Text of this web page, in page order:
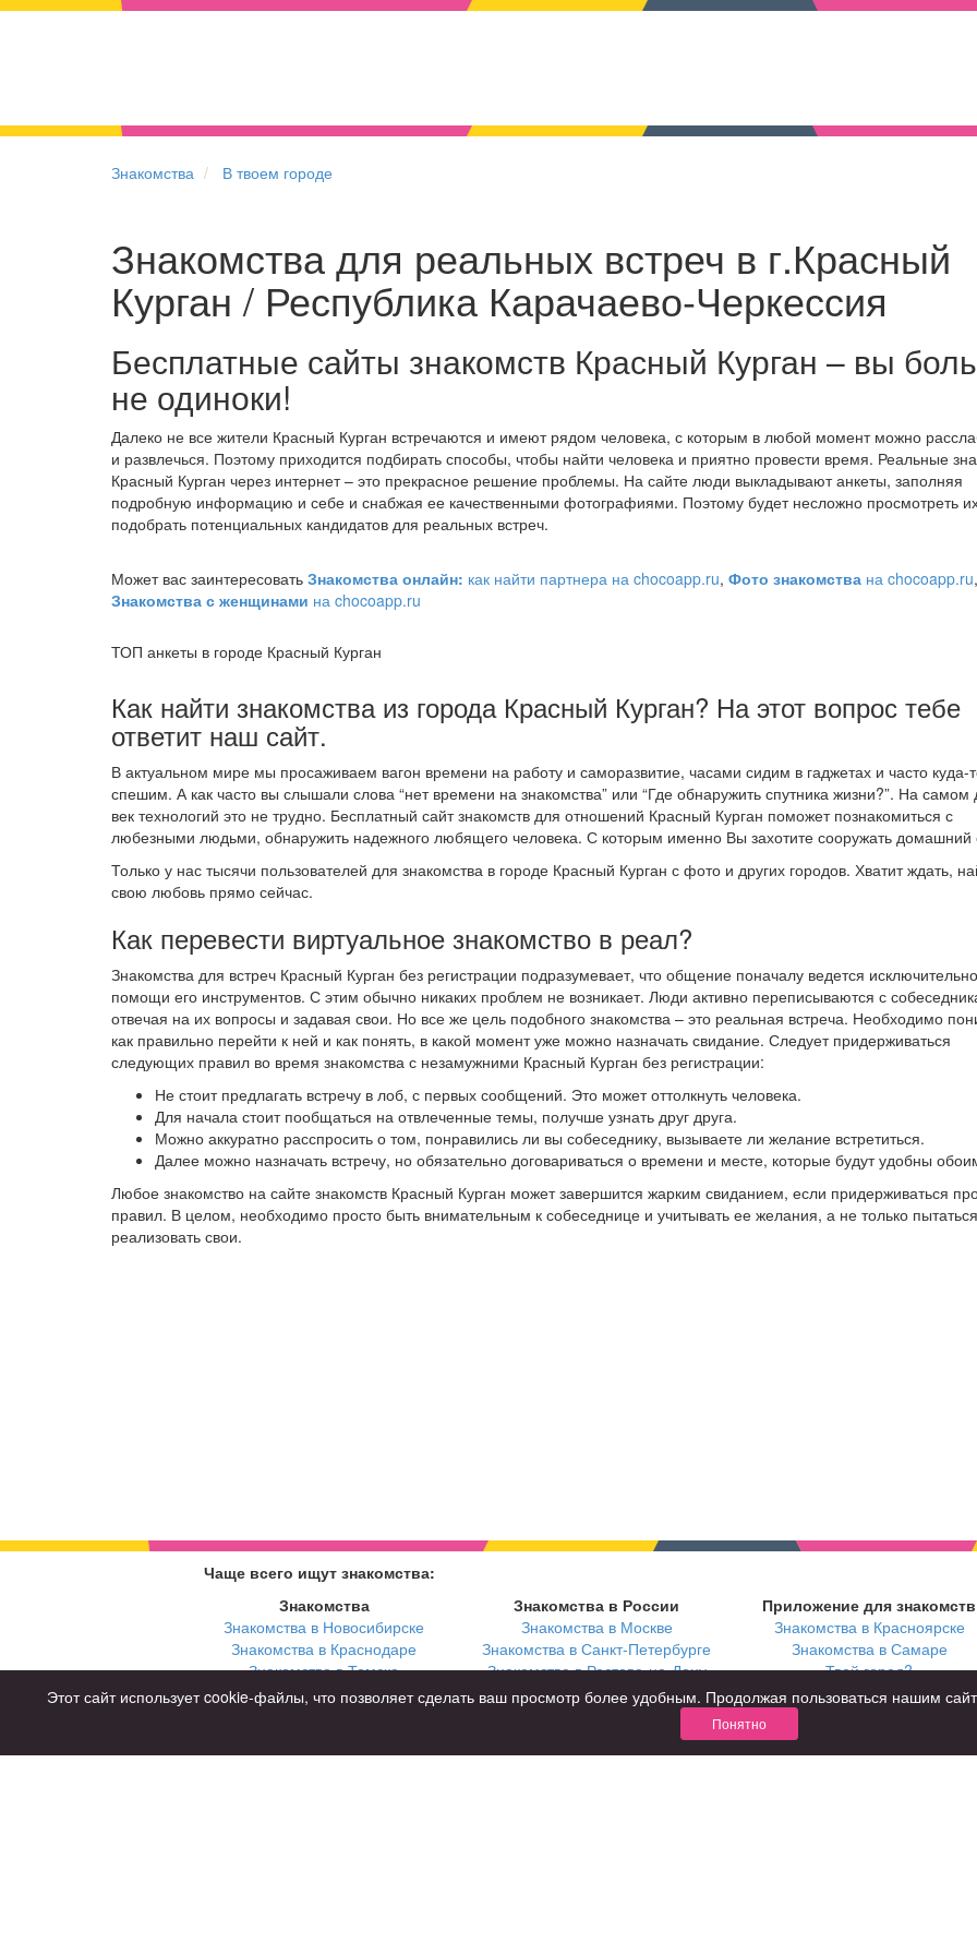
Знакомства В твоем городе
Знакомства для реальных встреч в г.Красный
Курган / Республика Карачаево-Черкессия
Бесплатные сайты знакомств Красный Курган – вы
не одиноки!
Далеко не все жители Красный Курган встречаются и имеют рядом человека, с которым в любой момент можно
и развлечься. Поэтому приходится подбирать способы, чтобы найти человека и приятно провести время. Реальные
Красный Курган через интернет – это прекрасное решение проблемы. На сайте люди выкладывают анкеты, заполняя
подробную информацию и себе и снабжая ее качественными фотографиями. Поэтому будет несложно просмотреть
подобрать потенциальных кандидатов для реальных встреч.
Может вас заинтересовать Знакомства онлайн: как найти партнера на chocoapp.ru, Фото знакомства на chocoapp.ru,
Знакомства с женщинами на chocoapp.ru
ТОП анкеты в городе Красный Курган
Как найти знакомства из города Красный Курган? На этот вопрос тебе
ответит наш сайт.
В актуальном мире мы просаживаем вагон времени на работу и саморазвитие, часами сидим в гаджетах и часто куда-
спешим. А как часто вы слышали слова “нет времени на знакомства” или “Где обнаружить спутника жизни?”. На самом
век технологий это не трудно. Бесплатный сайт знакомств для отношений Красный Курган поможет познакомиться с
любезными людьми, обнаружить надежного любящего человека. С которым именно Вы захотите сооружать домашний
Только у нас тысячи пользователей для знакомства в городе Красный Курган с фото и других городов. Хватит ждать,
свою любовь прямо сейчас.
Как перевести виртуальное знакомство в реал?
Знакомства для встреч Красный Курган без регистрации подразумевает, что общение поначалу ведется
помощи его инструментов. С этим обычно никаких проблем не возникает. Люди активно переписываются с
отвечая на их вопросы и задавая свои. Но все же цель подобного знакомства – это реальная встреча. Необходимо
как правильно перейти к ней и как понять, в какой момент уже можно назначать свидание. Следует придерживаться
следующих правил во время знакомства с незамужними Красный Курган без регистрации:
Не стоит предлагать встречу в лоб, с первых сообщений. Это может оттолкнуть человека.
Для начала стоит пообщаться на отвлеченные темы, получше узнать друг друга.
Можно аккуратно расспросить о том, понравились ли вы собеседнику, вызываете ли желание встретиться.
Далее можно назначать встречу, но обязательно договариваться о времени и месте, которые будут удобны
Любое знакомство на сайте знакомств Красный Курган может завершится жарким свиданием, если придерживаться
правил. В целом, необходимо просто быть внимательным к собеседнице и учитывать ее желания, а не только пытаться
реализовать свои.
Чаще всего ищут знакомства:
Знакомства
Знакомства в Новосибирске
Знакомства в Краснодаре
Знакомства в Томске
Знакомства в Екатеринбурге
Знакомства в России
Знакомства в Москве
Знакомства в Санкт-Петербурге
Знакомства в Ростове-на-Дону
Приложение для знакомств
Знакомства в Красноярске
Знакомства в Самаре
Твой город?
Этот сайт использует cookie-файлы, что позволяет сделать ваш просмотр более удобным. Продолжая пользоваться нашим
Понятно